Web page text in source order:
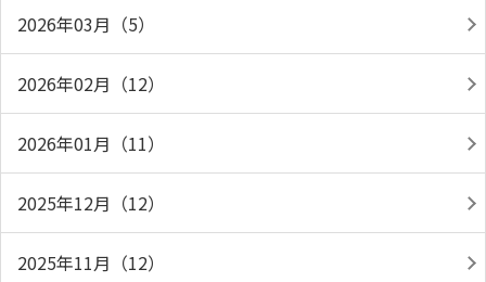
2026年03月（5）
2026年02月（12）
2026年01月（11）
2025年12月（12）
2025年11月（12）